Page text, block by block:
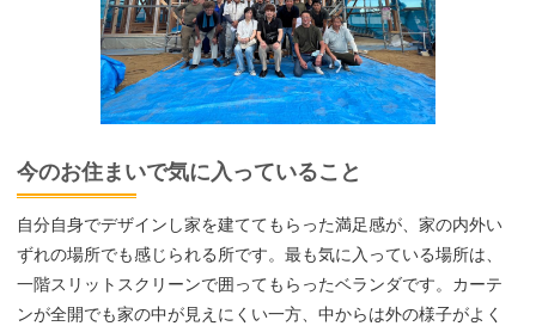
今のお住まいで気に入っていること
自分自身でデザインし家を建ててもらった満足感が、家の内外い
ずれの場所でも感じられる所です。最も気に入っている場所は、
一階スリットスクリーンで囲ってもらったベランダです。カーテ
ンが全開でも家の中が見えにくい一方、中からは外の様子がよく